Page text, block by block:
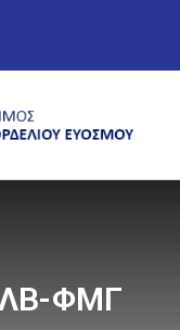
ΦΜΓ